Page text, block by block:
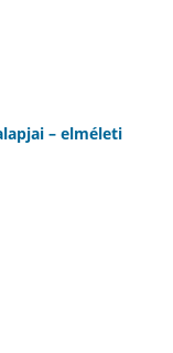
– elméleti